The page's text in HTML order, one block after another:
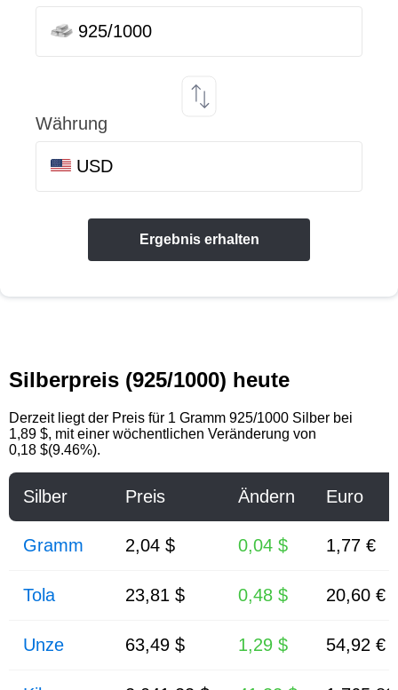
925/1000
Währung
USD
Ergebnis erhalten
Silberpreis (925/1000) heute
Derzeit liegt der Preis für 1 Gramm 925/1000 Silber bei
1,89 $, mit einer wöchentlichen Veränderung von
0,18 $(9.46%).
Silber Preis Ändern Euro
Gramm 2,04 $ 0,04 $ 1,77 €
Tola 23,81 $ 0,48 $ 20,60 €
Unze 63,49 $ 1,29 $ 54,92 €